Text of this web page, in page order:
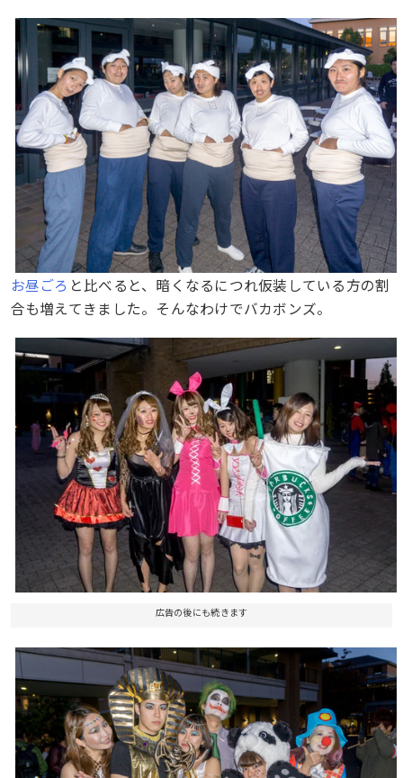
お昼ごろ と比べると、暗くなるにつれ仮装している方の割
合も増えてきました。そんなわけでバカボンズ。
広告の後にも続きます